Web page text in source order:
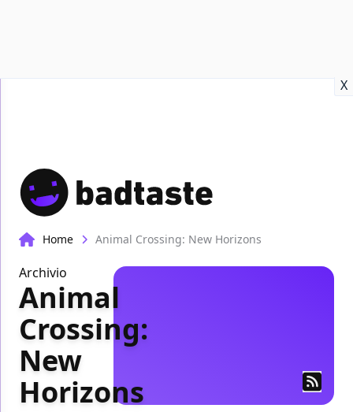
X
Home Animal Crossing: New Horizons
Archivio
Animal
Crossing:
New
Horizons